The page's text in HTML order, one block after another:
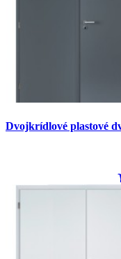
Dvojkrídlové plastové